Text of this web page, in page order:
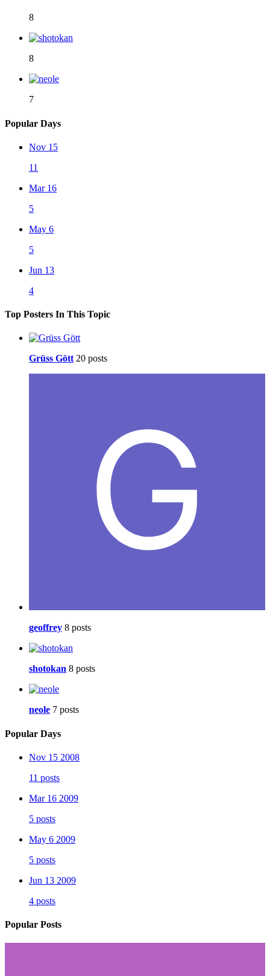
8
8
7
Popular Days
Nov 15
11
Mar 16
5
May 6
5
Jun 13
4
Top Posters In This Topic
Grüss Gött 20 posts
geoffrey 8 posts
shotokan 8 posts
neole 7 posts
Popular Days
Nov 15 2008
11 posts
Mar 16 2009
5 posts
May 6 2009
5 posts
Jun 13 2009
4 posts
Popular Posts